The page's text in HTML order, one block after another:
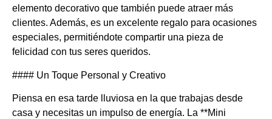
elemento decorativo que también puede atraer más
clientes. Además, es un excelente regalo para ocasiones
especiales, permitiéndote compartir una pieza de
felicidad con tus seres queridos.
#### Un Toque Personal y Creativo
Piensa en esa tarde lluviosa en la que trabajas desde
casa y necesitas un impulso de energía. La **Mini